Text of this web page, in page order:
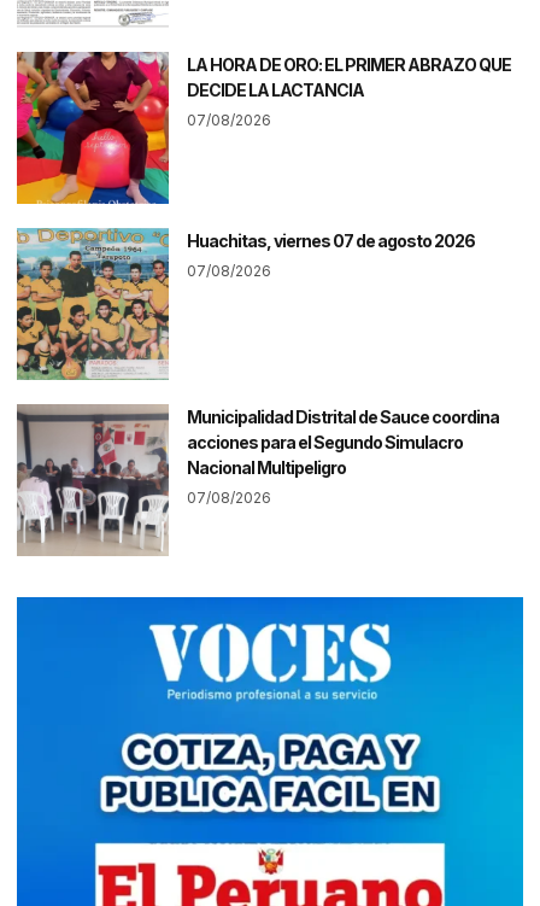
LA HORA DE ORO: EL PRIMER ABRAZO QUE
DECIDE LA LACTANCIA
07/08/2026
Huachitas, viernes 07 de agosto 2026
07/08/2026
Municipalidad Distrital de Sauce coordina
acciones para el Segundo Simulacro
Nacional Multipeligro
07/08/2026